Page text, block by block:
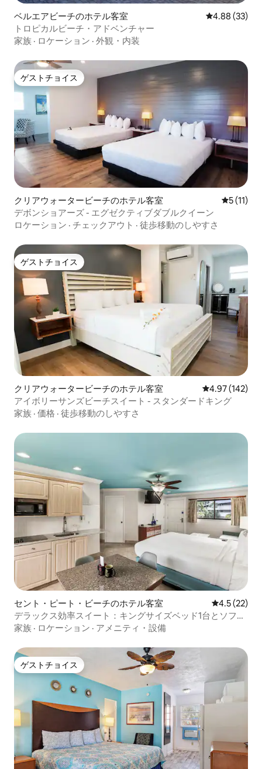
ベルエアビーチのホテル客室 レビュー33
4.88 (33)
トロピカルビーチ・アドベンチャー
家族 · ロケーション · 外観・内装
ゲストチョイス
ゲストチョイス
クリアウォータービーチのホテル客室 レビュー
5 (11)
デボンショアーズ - エグゼクティブダブルクイーン
ロケーション · チェックアウト · 徒歩移動のしやすさ
ゲストチョイス
ゲストチョイス
クリアウォータービーチのホテル客室 レビュー142
4.97 (142)
アイボリーサンズビーチスイート - スタンダードキング
家族 · 価格 · 徒歩移動のしやすさ
セント・ピート・ビーチのホテル客室 レビュー22
4.5 (22)
デラックス効率スイート：キングサイズベッド1台とソファ
ーベッド1台
家族 · ロケーション · アメニティ・設備
ゲストチョイス
ゲストチョイス